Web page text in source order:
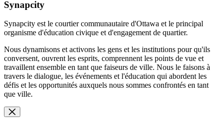
Synapcity
Synapcity est le courtier communautaire d'Ottawa et le principal
organisme d'éducation civique et d'engagement de quartier.
Nous dynamisons et activons les gens et les institutions pour qu'ils
conversent, ouvrent les esprits, comprennent les points de vue et
travaillent ensemble en tant que faiseurs de ville. Nous le faisons à
travers le dialogue, les événements et l'éducation qui abordent les
défis et les opportunités auxquels nous sommes confrontés en tant
que ville.